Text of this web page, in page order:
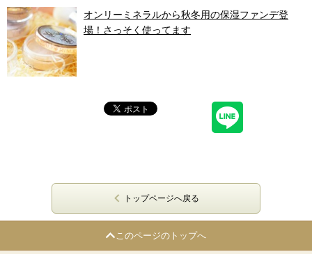
オンリーミネラルから秋冬用の保湿ファンデ登
場！さっそく使ってます
トップページへ戻る
このページのトップへ